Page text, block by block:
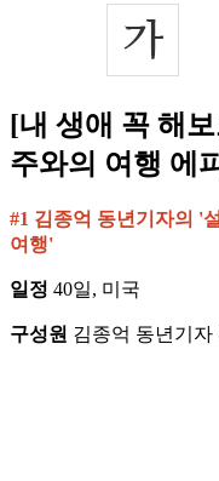
[내 생애 꼭 해
주와의 여행 에
#1 김종억 동년기자의 '
여행'
일정 40일, 미국
구성원 김종억 동년기자